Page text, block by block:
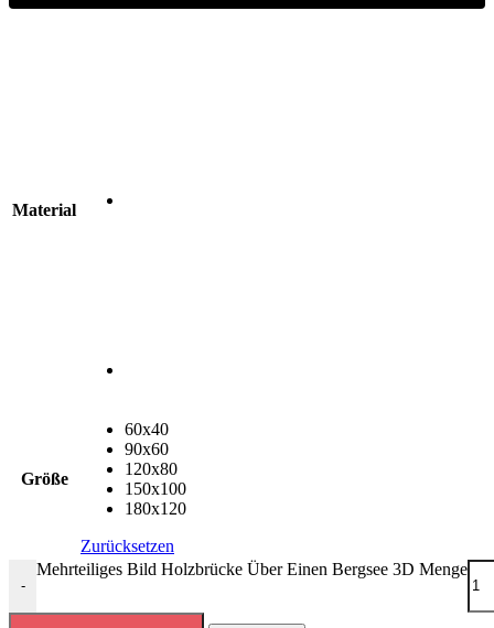
Material
Größe
60x40
90x60
120x80
150x100
180x120
Zurücksetzen
-
Mehrteiliges Bild Holzbrücke Über Einen Bergsee 3D Menge